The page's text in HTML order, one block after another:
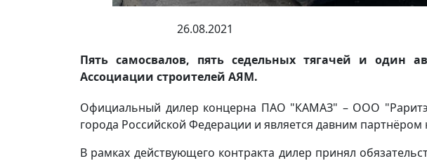
26.08.2021
Пять самосвалов, пять седельных тягачей и один
Ассоциации строителей АЯМ.
Официальный дилер концерна ПАО "КАМАЗ" – ООО
города Российской Федерации и является давним
В рамках действующего контракта дилер принял